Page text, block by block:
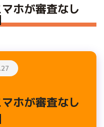
ホが審査なし
ホが審査なし